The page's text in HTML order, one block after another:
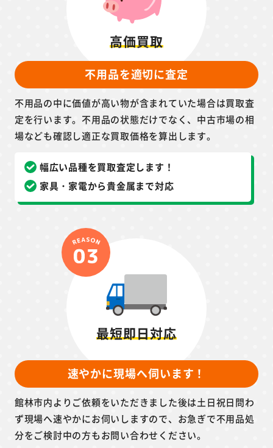
高価買取
不用品を適切に査定
不用品の中に価値が高い物が含まれていた場合は買取査
定を行います。不用品の状態だけでなく、中古市場の相
場なども確認し適正な買取価格を算出します。
幅広い品種を買取査定します！
家具・家電から貴金属まで対応
最短即日対応
速やかに現場へ伺います！
館林市内よりご依頼をいただきました後は土日祝日問わ
ず現場へ速やかにお伺いしますので、お急ぎで不用品処
分をご検討中の方もお問い合わせください。